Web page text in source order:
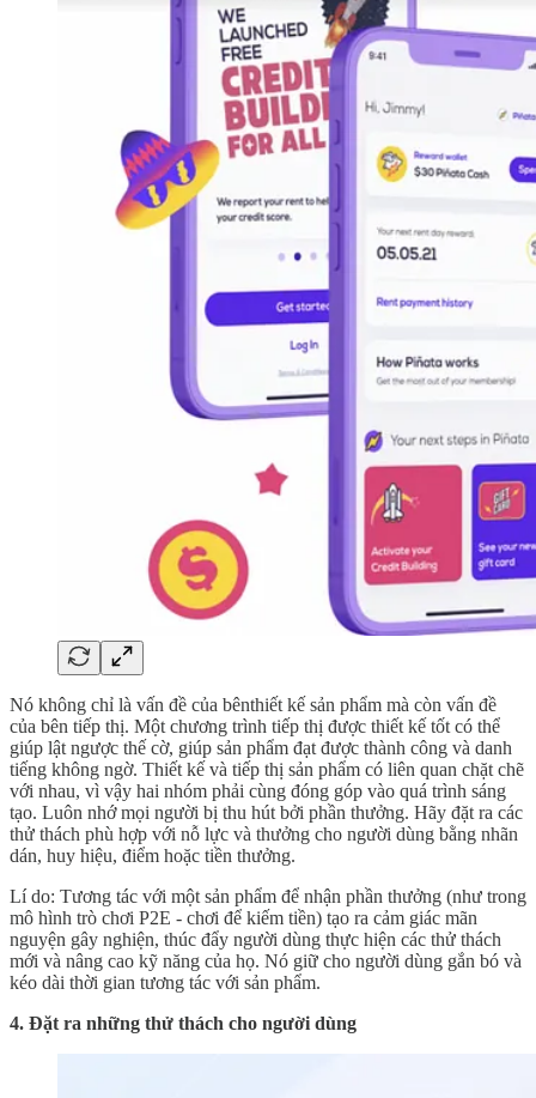
Nó không chỉ là vấn đề của bênthiết kế sản phẩm mà còn vấn đề
của bên tiếp thị. Một chương trình tiếp thị được thiết kế tốt có thể
giúp lật ngược thế cờ, giúp sản phẩm đạt được thành công và danh
tiếng không ngờ. Thiết kế và tiếp thị sản phẩm có liên quan chặt chẽ
với nhau, vì vậy hai nhóm phải cùng đóng góp vào quá trình sáng
tạo. Luôn nhớ mọi người bị thu hút bởi phần thưởng. Hãy đặt ra các
thử thách phù hợp với nỗ lực và thưởng cho người dùng bằng nhãn
dán, huy hiệu, điểm hoặc tiền thưởng.
Lí do: Tương tác với một sản phẩm để nhận phần thưởng (như trong
mô hình trò chơi P2E - chơi để kiếm tiền) tạo ra cảm giác mãn
nguyện gây nghiện, thúc đẩy người dùng thực hiện các thử thách
mới và nâng cao kỹ năng của họ. Nó giữ cho người dùng gắn bó và
kéo dài thời gian tương tác với sản phẩm.
4. Đặt ra những thử thách cho người dùng